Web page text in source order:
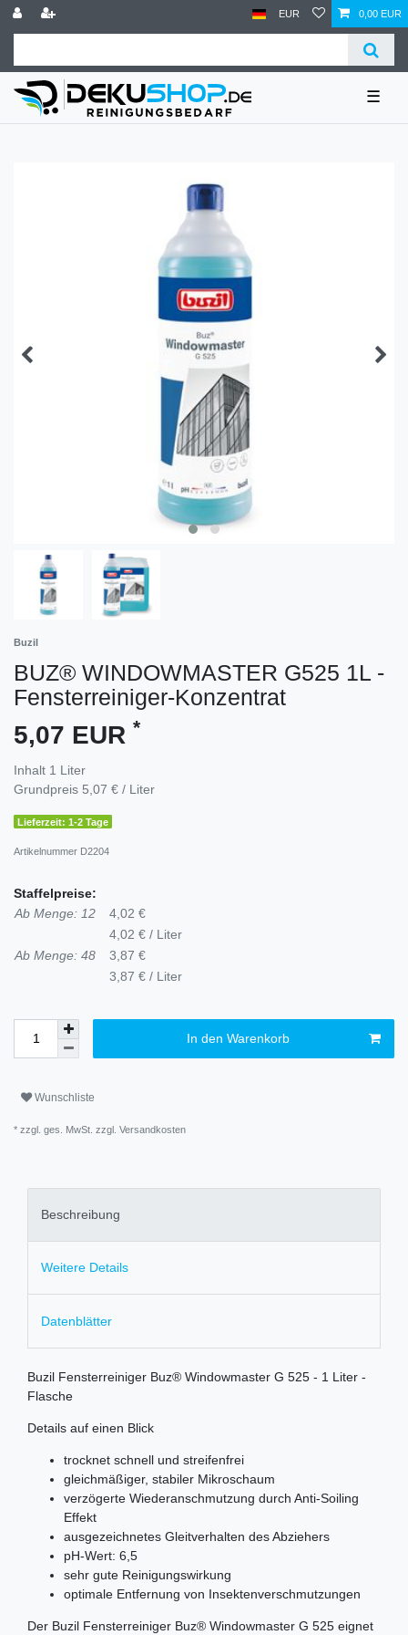
EUR 0,00 EUR
☰
Buzil
BUZ® WINDOWMASTER G525 1L -
Fensterreiniger-Konzentrat
5,07 EUR *
Inhalt 1 Liter
Grundpreis 5,07 € / Liter
Lieferzeit: 1-2 Tage
Artikelnummer D2204
Staffelpreise:
Ab Menge: 12
4,02 €
4,02 € / Liter
Ab Menge: 48
3,87 €
3,87 € / Liter
In den Warenkorb
Wunschliste
* zzgl. ges. MwSt. zzgl. Versandkosten
Beschreibung
Weitere Details
Datenblätter
Buzil Fensterreiniger Buz® Windowmaster G 525 - 1 Liter -
Flasche
Details auf einen Blick
trocknet schnell und streifenfrei
gleichmäßiger, stabiler Mikroschaum
verzögerte Wiederanschmutzung durch Anti-Soiling
Effekt
ausgezeichnetes Gleitverhalten des Abziehers
pH-Wert: 6,5
sehr gute Reinigungswirkung
optimale Entfernung von Insektenverschmutzungen
Der Buzil Fensterreiniger Buz® Windowmaster G 525 eignet